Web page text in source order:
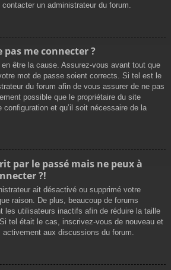
un administrateur du forum.
me connecter ?
être la cause. Assurez-vous avant tout que
mot de passe soient corrects. Si tel est le
du forum afin de vous assurer de ne pas
possible que le propriétaire du site
configuration et qu’il soit nécessaire de la
par le passé mais ne peux à
?!
ait désactivé ou supprimé votre
raison. De plus, beaucoup de forums
les utilisateurs inactifs afin de réduire la taille
tel était le cas, inscrivez-vous de nouveau et
aux discussions du forum.